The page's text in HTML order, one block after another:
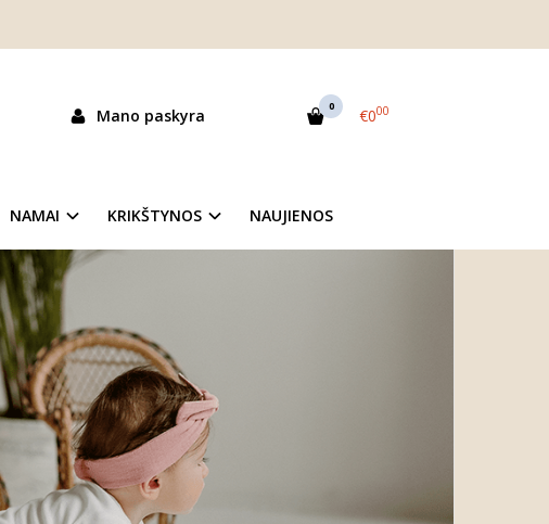
Mano paskyra 0 €000
NAMAI KRIKŠTYNOS NAUJIENOS